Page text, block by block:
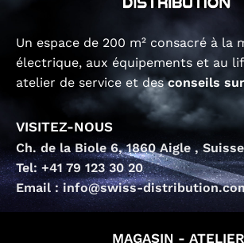
Un espace de 200 m² consacré à la
électrique, aux équipements et au
atelier de service et desconseils
VISITEZ-NOUS
Ch. de la Biole 6, 1860 Aigle ,
Tel: +41 79 123 30 20
Email : info@swiss-
MAGASIN - ATELIER